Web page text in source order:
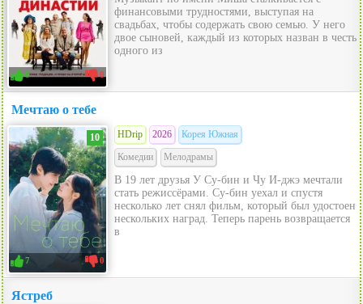
0 0
финансовыми трудностями, выступая на
свадьбах, чтобы содержать свою семью. У него
двое сыновей, каждый из которых назван в честь
одного из
Мечтаю о тебе
10
7 0
HDrip 2026
Корея Южная
Комедии
Мелодрамы
В 19 лет друзья У Су-бин и Чу И-джэ мечтали
стать режиссёрами. Су-бин уехал и спустя
несколько лет снял фильм, который был удостоен
нескольких наград. Теперь парень возвращается
в
Ястреб